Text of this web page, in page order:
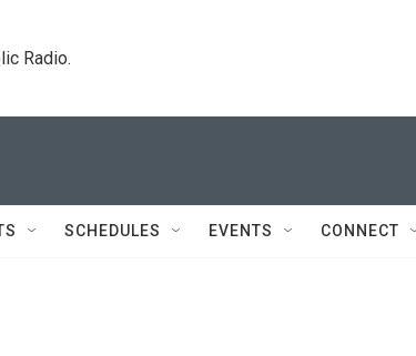
Radio.
SCHEDULES EVENTS CONNECT